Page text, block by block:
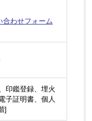
合わせフォーム
印鑑登録、埋火
子証明書、個人
]